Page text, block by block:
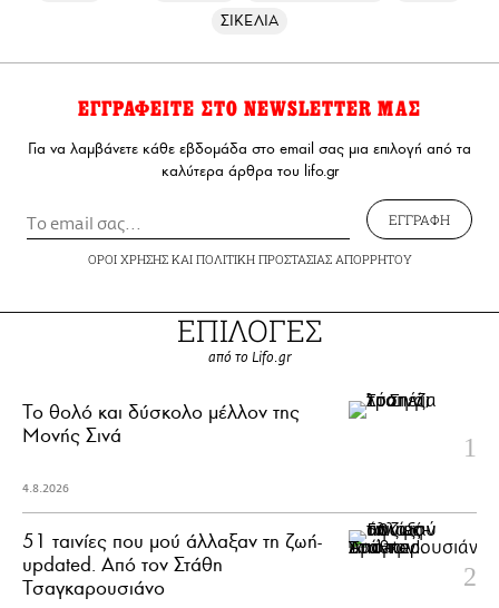
ΣΙΚΕΛΙΑ
ΕΓΓΡΑΦΕΙΤΕ ΣΤΟ NEWSLETTER ΜΑΣ
Για να λαμβάνετε κάθε εβδομάδα στο email σας μια επιλογή από τα
καλύτερα άρθρα του lifo.gr
ΕΓΓΡΑΦΗ
ΟΡΟΙ ΧΡΗΣΗΣΚΑΙ ΠΟΛΙΤΙΚΗ ΠΡΟΣΤΑΣΙΑΣ ΑΠΟΡΡΗΤΟΥ
ΕΠΙΛΟΓΕΣ
από το Lifo.gr
Το θολό και δύσκολο μέλλον της
Μονής Σινά
4.8.2026
51 ταινίες που μού άλλαξαν τη ζωή-
updated. Aπό τον Στάθη
Τσαγκαρουσιάνο